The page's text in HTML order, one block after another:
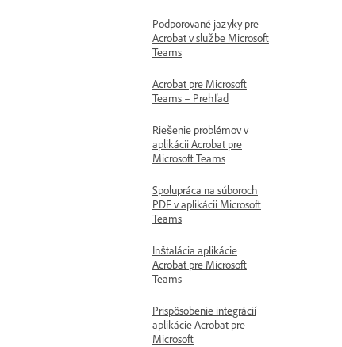
Podporované jazyky pre
Acrobat v službe Microsoft
Teams
Acrobat pre Microsoft
Teams – Prehľad
Riešenie problémov v
aplikácii Acrobat pre
Microsoft Teams
Spolupráca na súboroch
PDF v aplikácii Microsoft
Teams
Inštalácia aplikácie
Acrobat pre Microsoft
Teams
Prispôsobenie integrácií
aplikácie Acrobat pre
Microsoft